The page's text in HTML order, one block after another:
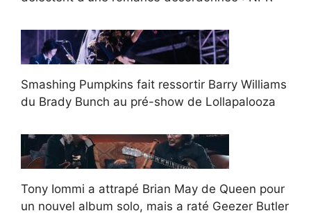
Smashing Pumpkins fait ressortir Barry Williams
du Brady Bunch au pré-show de Lollapalooza
Tony Iommi a attrapé Brian May de Queen pour
un nouvel album solo, mais a raté Geezer Butler